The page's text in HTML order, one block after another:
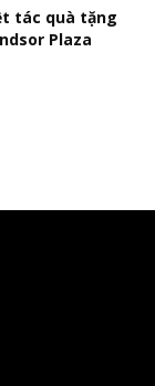
tác quà tặng
Plaza